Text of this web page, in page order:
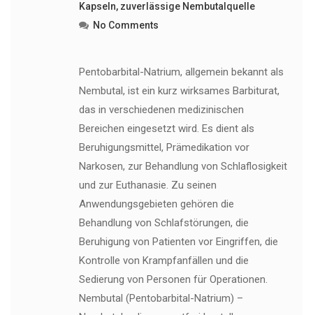
Kapseln, zuverlässige Nembutalquelle
No Comments
Pentobarbital-Natrium, allgemein bekannt als
Nembutal, ist ein kurz wirksames Barbiturat,
das in verschiedenen medizinischen
Bereichen eingesetzt wird. Es dient als
Beruhigungsmittel, Prämedikation vor
Narkosen, zur Behandlung von Schlaflosigkeit
und zur Euthanasie. Zu seinen
Anwendungsgebieten gehören die
Behandlung von Schlafstörungen, die
Beruhigung von Patienten vor Eingriffen, die
Kontrolle von Krampfanfällen und die
Sedierung von Personen für Operationen.
Nembutal (Pentobarbital-Natrium) –